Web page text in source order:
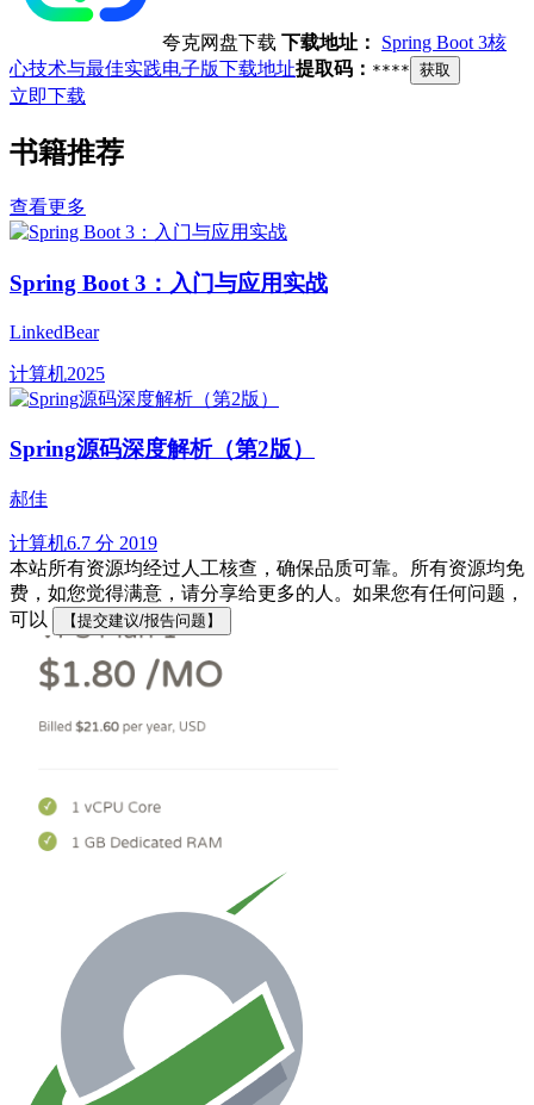
夸克网盘下载 下载地址： Spring Boot 3核
心技术与最佳实践电子版下载地址提取码： **** 获取
立即下载
书籍推荐
查看更多
Spring Boot 3：入门与应用实战
LinkedBear
计算机2025
Spring源码深度解析（第2版）
郝佳
计算机6.7 分 2019
本站所有资源均经过人工核查，确保品质可靠。所有资源均免
费，如您觉得满意，请分享给更多的人。如果您有任何问题，
可以
【提交建议/报告问题】